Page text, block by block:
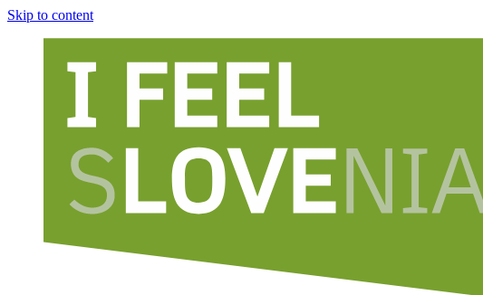
Skip to content